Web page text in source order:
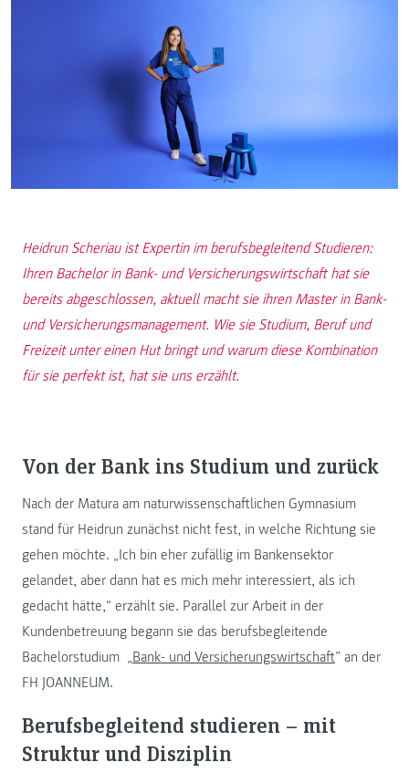
Heidrun Scheriau ist Expertin im berufsbegleitend Studieren:
Ihren Bachelor in Bank- und Versicherungswirtschaft hat sie
bereits abgeschlossen, aktuell macht sie ihren Master in Bank-
und Versicherungsmanagement. Wie sie Studium, Beruf und
Freizeit unter einen Hut bringt und warum diese Kombination
für sie perfekt ist, hat sie uns erzählt.
Von der Bank ins Studium und zurück
Nach der Matura am naturwissenschaftlichen Gymnasium
stand für Heidrun zunächst nicht fest, in welche Richtung sie
gehen möchte. „Ich bin eher zufällig im Bankensektor
gelandet, aber dann hat es mich mehr interessiert, als ich
gedacht hätte,“ erzählt sie. Parallel zur Arbeit in der
Kundenbetreuung begann sie das berufsbegleitende
Bachelorstudium „Bank- und Versicherungswirtschaft” an der
FH JOANNEUM.
Berufsbegleitend studieren – mit
Struktur und Disziplin